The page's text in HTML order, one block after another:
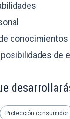
conocimientos
de
Protección consumidor